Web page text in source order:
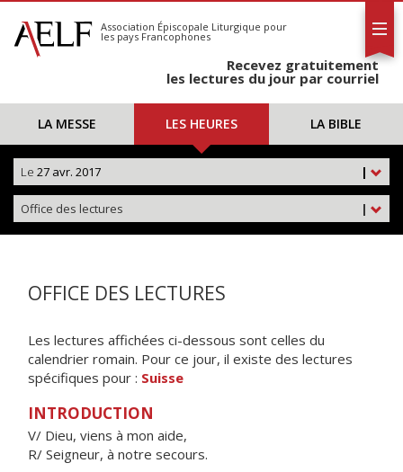
S'abonner
Calendrier
Association Épiscopale Liturgique pour
les pays Francophones
Recevez gratuitement
les lectures du jour par courriel
LA MESSE LES HEURES LA BIBLE
|
Le 27 avr. 2017
|
Office des lectures
OFFICE DES LECTURES
Les lectures affichées ci-dessous sont celles du
calendrier romain. Pour ce jour, il existe des lectures
spécifiques pour : Suisse
INTRODUCTION
V/ Dieu, viens à mon aide,
R/ Seigneur, à notre secours.